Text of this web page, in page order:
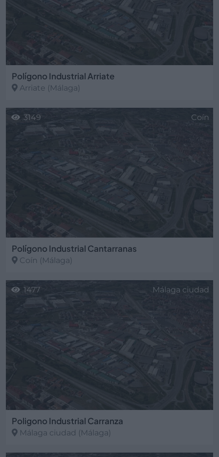
Polígono Industrial Arriate
Arriate (Málaga)
Polígono Industrial Cantarranas
Coín (Málaga)
3149 Coín
Poligono Industrial Carranza
Málaga ciudad (Málaga)
1477 Málaga ciudad